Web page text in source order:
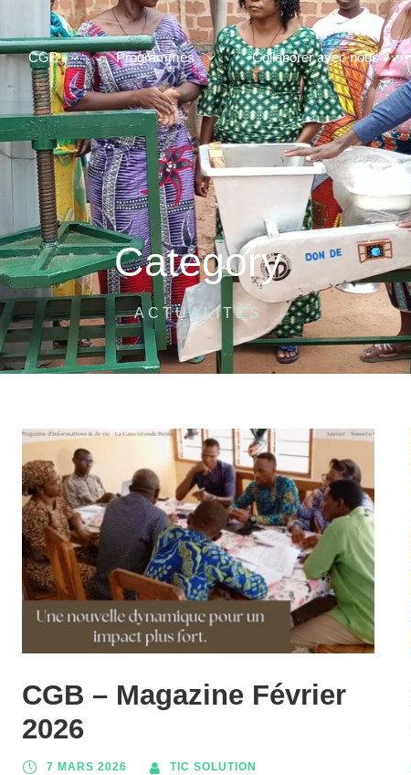
CGB Programmes Collaborer avec nous
Category
ACTUALITÉS
CGB – Magazine Février
2026
7 MARS 2026 TIC SOLUTION